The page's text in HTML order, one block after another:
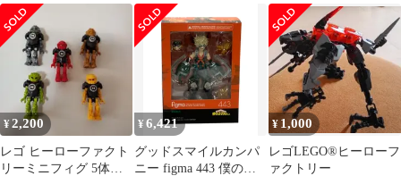
古品)
ネックス 2068 LegoNex
[並行輸入品]
節 バイオニクル 大量
¥2,200
レゴ ヒーローファクト
リーミニフィグ 5体セ
¥ 6,421
グッドスマイルカンパ
ニー figma 443 僕のヒ
¥ 1,000
レゴLEGO®ヒーローフ
ァクトリー